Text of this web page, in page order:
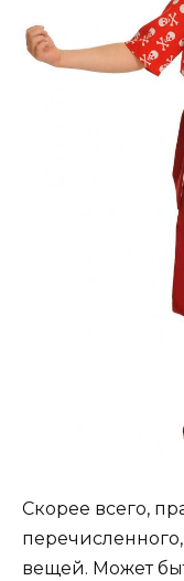
Скорее всего,
вещей. Может